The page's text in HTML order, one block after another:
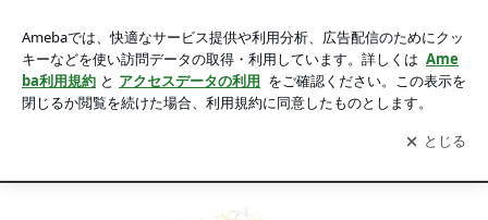
メント教室 アトリエクリスタルローズ
アプリをダウンロードして ブログの更新通知
を受け取りまし
ょう。
開く